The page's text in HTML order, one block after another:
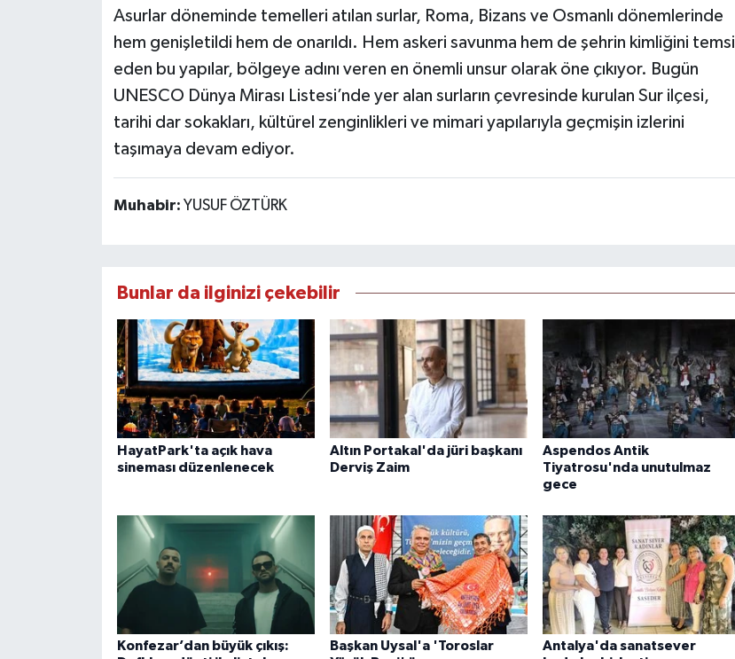
Asurlar döneminde temelleri atılan surlar, Roma, Bizans ve Osmanlı dönemlerinde
hem genişletildi hem de onarıldı. Hem askeri savunma hem de şehrin kimliğini temsil
eden bu yapılar, bölgeye adını veren en önemli unsur olarak öne çıkıyor. Bugün
UNESCO Dünya Mirası Listesi’nde yer alan surların çevresinde kurulan Sur ilçesi,
tarihi dar sokakları, kültürel zenginlikleri ve mimari yapılarıyla geçmişin izlerini
taşımaya devam ediyor.
Muhabir: YUSUF ÖZTÜRK
Bunlar da ilginizi çekebilir
HayatPark'ta açık hava
sineması düzenlenecek
Altın Portakal'da jüri başkanı
Derviş Zaim
Aspendos Antik
Tiyatrosu'nda unutulmaz
gece
Konfezar’dan büyük çıkış:
Başkan Uysal'a 'Toroslar
Antalya'da sanatsever